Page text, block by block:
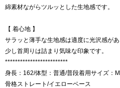
綿素材ながらツルッとした生地感です。
【 着心地 】
サラッと薄手な生地感は適度に光沢感が
少し首周りは詰まり気味な印象です。
*************************
身長：162/体型：普通/普段着用サイズ：
骨格ストレート/イエローベース